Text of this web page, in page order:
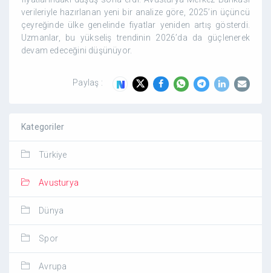
verileriyle hazırlanan yeni bir analize göre, 2025’in üçüncü
çeyreğinde ülke genelinde fiyatlar yeniden artış gösterdi.
Uzmanlar, bu yükseliş trendinin 2026’da da güçlenerek
devam edeceğini düşünüyor.
Paylaş :
Kategoriler
Türkiye
Avusturya
Dünya
Spor
Avrupa